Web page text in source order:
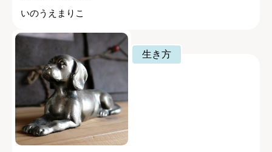
いのうえまりこ
生き方